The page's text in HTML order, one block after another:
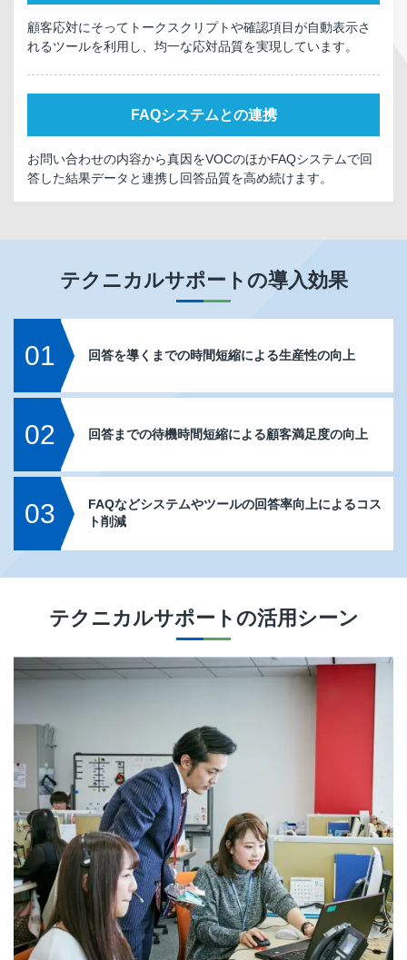
顧客応対にそってトークスクリプトや確認項目が自動表示さ
れるツールを利用し、均一な応対品質を実現しています。
FAQシステムとの連携
お問い合わせの内容から真因をVOCのほかFAQシステムで回
答した結果データと連携し回答品質を高め続けます。
テクニカルサポート の導入効果
01 回答を導くまでの時間短縮による生産性の向上
02 回答までの待機時間短縮による顧客満足度の向上
03
FAQなどシステムやツールの回答率向上によるコス
ト削減
テクニカルサポート の活用シーン